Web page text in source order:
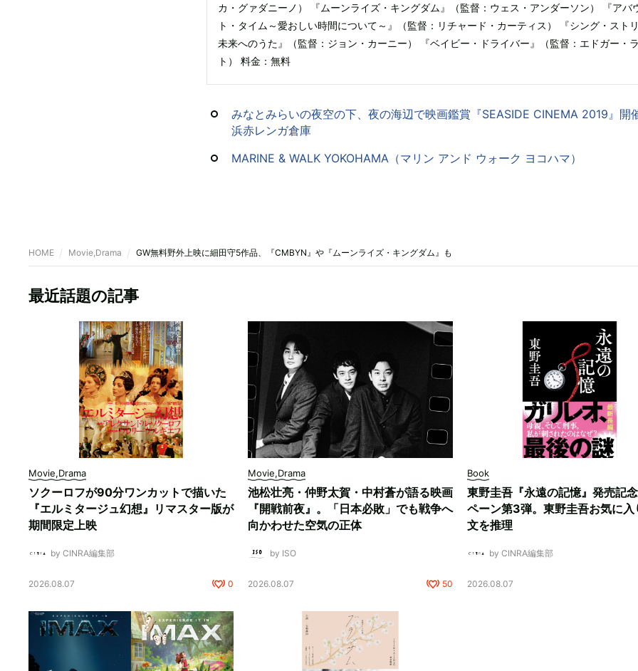
カ・グァダニーノ） 『ムーンライズ・キングダム』（監督：ウェス・アンダーソン） 『アバ
ト・タイム～愛おしい時間について～』（監督：リチャード・カーティス） 『シング・スト
未来へのうた』（監督：ジョン・カーニー） 『ベイビー・ドライバー』（監督：エドガー・
ト） 料金：無料
みなとみらいの夜空の下、夜の海辺で映画鑑賞『SEASIDE CINEMA 2019』開
浜赤レンガ倉庫
MARINE & WALK YOKOHAMA（マリン アンド ウォーク ヨコハマ）
HOME Movie,Drama GW無料野外上映に細田守5作品、『CMBYN』や『ムーンライズ・キングダム』も
最近話題の記事
Movie,Drama
ソクーロフが90分ワンカットで描いた
『エルミタージュ幻想』リマスター版が
期間限定上映
by CINRA編集部
2026.08.07 0
Movie,Drama
池松壮亮・仲野太賀・中村蒼が語る映画
『開戦前夜』。「日本必敗」でも戦争へ
向かわせた空気の正体
by ISO
2026.08.07 50
Book
東野圭吾『永遠の記憶』発売記
ペーン第3弾。東野圭吾お気に入
文を推理
by CINRA編集部
2026.08.07